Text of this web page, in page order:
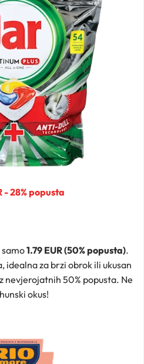
- 28% popusta
samo1.79 EUR (50% popusta).
idealna za brzi obrok ili ukusan
nevjerojatnih 50% popusta. Ne
okus!